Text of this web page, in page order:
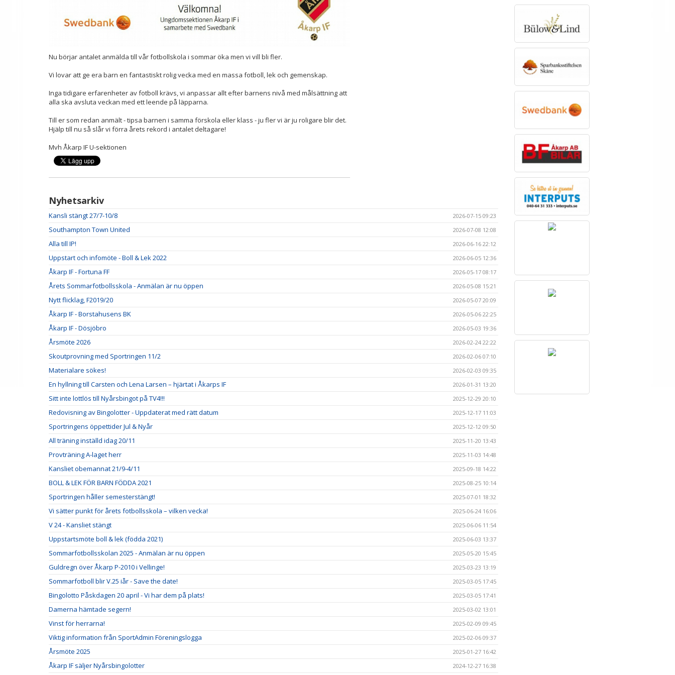
Nu börjar antalet anmälda till vår fotbollskola i sommar öka men vi vill bli fler.
Vi lovar att ge era barn en fantastiskt rolig vecka med en massa fotboll, lek och gemenskap.
Inga tidigare erfarenheter av fotboll krävs, vi anpassar allt efter barnens nivå med målsättning att
alla ska avsluta veckan med ett leende på läpparna.
Till er som redan anmält - tipsa barnen i samma förskola eller klass - ju fler vi är ju roligare blir det.
Hjälp till nu så slår vi förra årets rekord i antalet deltagare!
Mvh Åkarp IF U-sektionen
Nyhetsarkiv
Kansli stängt 27/7-10/8 2026-07-15 09:23
Southampton Town United 2026-07-08 12:08
Alla till IP! 2026-06-16 22:12
Uppstart och infomöte - Boll & Lek 2022 2026-06-05 12:36
Åkarp IF - Fortuna FF 2026-05-17 08:17
Årets Sommarfotbollsskola - Anmälan är nu öppen 2026-05-08 15:21
Nytt flicklag, F2019/20 2026-05-07 20:09
Åkarp IF - Borstahusens BK 2026-05-06 22:25
Åkarp IF - Dösjöbro 2026-05-03 19:36
Årsmöte 2026 2026-02-24 22:22
Skoutprovning med Sportringen 11/2 2026-02-06 07:10
Materialare sökes! 2026-02-03 09:35
En hyllning till Carsten och Lena Larsen – hjärtat i Åkarps IF 2026-01-31 13:20
Sitt inte lottlös till Nyårsbingot på TV4!!! 2025-12-29 20:10
Redovisning av Bingolotter - Uppdaterat med rätt datum 2025-12-17 11:03
Sportringens öppettider Jul & Nyår 2025-12-12 09:50
All träning inställd idag 20/11 2025-11-20 13:43
Provträning A-laget herr 2025-11-03 14:48
Kansliet obemannat 21/9-4/11 2025-09-18 14:22
BOLL & LEK FÖR BARN FÖDDA 2021 2025-08-25 10:14
Sportringen håller semesterstängt! 2025-07-01 18:32
Vi sätter punkt för årets fotbollsskola – vilken vecka! 2025-06-24 16:06
V 24 - Kansliet stängt 2025-06-06 11:54
Uppstartsmöte boll & lek (födda 2021) 2025-06-03 13:37
Sommarfotbollsskolan 2025 - Anmälan är nu öppen 2025-05-20 15:45
Guldregn över Åkarp P-2010 i Vellinge! 2025-03-23 13:19
Sommarfotboll blir V.25 iår - Save the date! 2025-03-05 17:45
Bingolotto Påskdagen 20 april - Vi har dem på plats! 2025-03-05 17:41
Damerna hämtade segern! 2025-03-02 13:01
Vinst för herrarna! 2025-02-09 09:45
Viktig information från SportAdmin Föreningslogga 2025-02-06 09:37
Årsmöte 2025 2025-01-27 16:42
Åkarp IF säljer Nyårsbingolotter 2024-12-27 16:38